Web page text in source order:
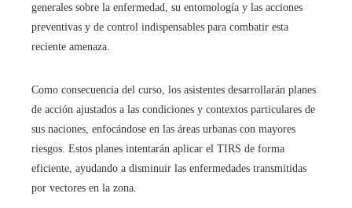
generales sobre la enfermedad, su entomología y las acciones
preventivas y de control indispensables para combatir esta
reciente amenaza.
Como consecuencia del curso, los asistentes desarrollarán planes
de acción ajustados a las condiciones y contextos particulares de
sus naciones, enfocándose en las áreas urbanas con mayores
riesgos. Estos planes intentarán aplicar el TIRS de forma
eficiente, ayudando a disminuir las enfermedades transmitidas
por vectores en la zona.